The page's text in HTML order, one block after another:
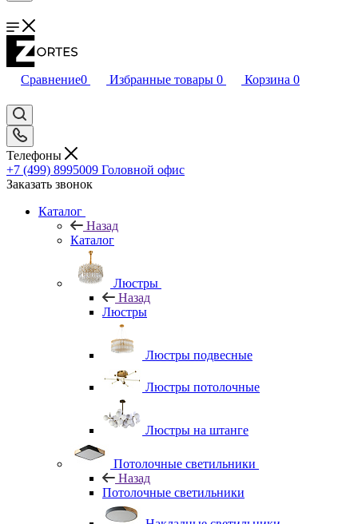
Сравнение0 Избранные товары 0 Корзина 0
Телефоны
+7 (499) 8995009 Головной офис
Заказать звонок
Каталог
Назад
Каталог
Люстры
Назад
Люстры
Люстры подвесные
Люстры потолочные
Люстры на штанге
Потолочные светильники
Назад
Потолочные светильники